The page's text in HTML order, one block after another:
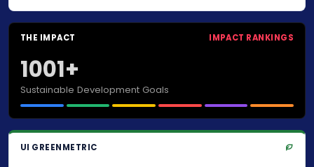
THE IMPACT IMPACT RANKINGS
1001+
Sustainable Development Goals
UI GREENMETRIC